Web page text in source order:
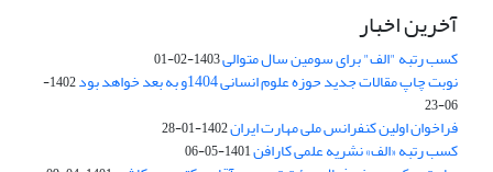
آخرین اخبار
کسب رتبه "الف" برای سومین سال متوالی1403-02-01
نوبت چاپ مقالات جدید حوزه علوم انسانی 1404و به بعد خواهد بود
1402-
06-23
فراخوان اولین کنفرانس ملی مهارت ایران1402-01-28
کسب رتبه «الف» نشریه علمی کارافن1401-05-06